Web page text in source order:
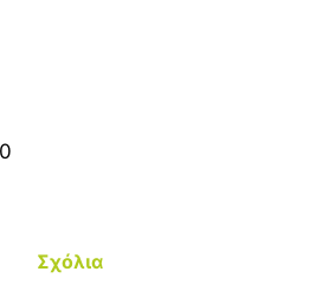
Σχόλια